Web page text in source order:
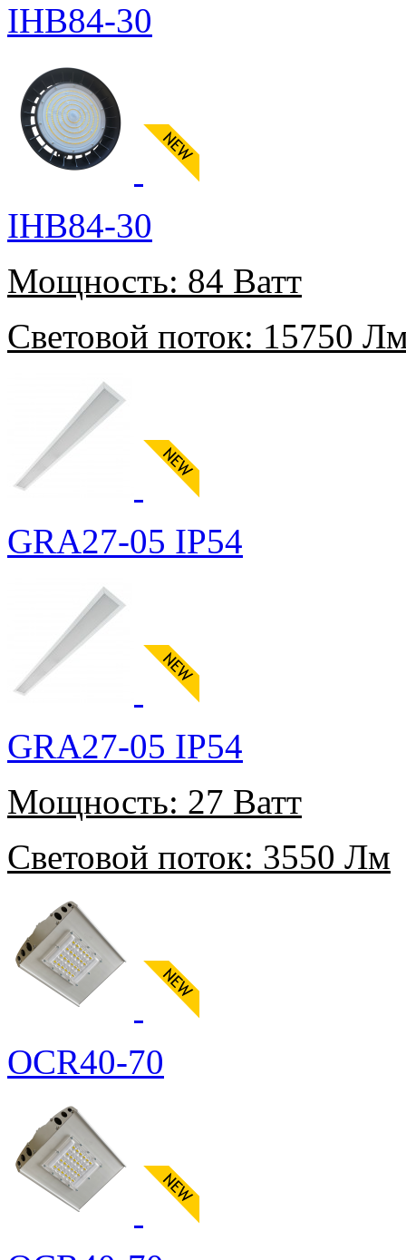
IHB84-30
IHB84-30
Мощность: 84 Ватт
Световой поток: 15750
GRA27-05 IP54
GRA27-05 IP54
Мощность: 27 Ватт
Световой поток: 3550 Лм
OCR40-70